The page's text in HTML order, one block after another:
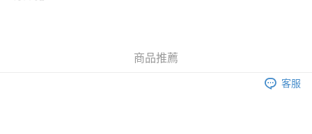
商品推薦
客服